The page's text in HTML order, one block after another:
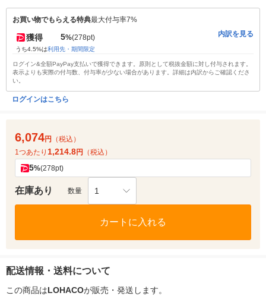
お買い物でもらえる特典最大付与率7%
獲得 5%(278pt)
うち4.5%は利用先・期間限定
内訳を見る
ログイン&全額PayPay支払いで獲得できます。原則として税抜金額に対し付与されます。
表示よりも実際の付与数、付与率が少ない場合があります。詳細は内訳からご確認くださ
い。
ログインはこちら
6,074円
（税込）
1つあたり 1,214.8円 （税込）
5%(278pt)
在庫あり 数量 1
カートに入れる
配送情報・送料について
この商品はLOHACOが販売・発送します。